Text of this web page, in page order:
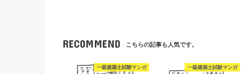
RECOMMEND こちらの記事も人気です。
一級建築士試験マンガ 一級建築士試験マンガ